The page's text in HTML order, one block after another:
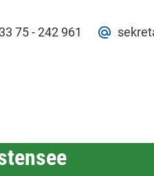
75 - 242 961